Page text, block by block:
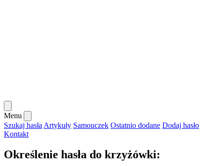
Menu
Szukaj hasła Artykuły Samouczek Ostatnio dodane Dodaj hasło
Kontakt
Określenie hasła do krzyżówki: